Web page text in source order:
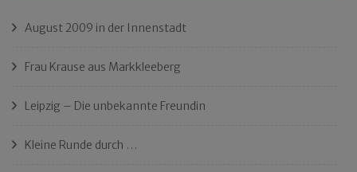
August 2009 in der Innenstadt
Frau Krause aus Markkleeberg
Leipzig – Die unbekannte Freundin
Kleine Runde durch …